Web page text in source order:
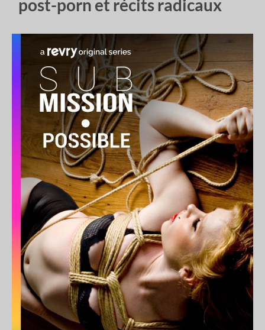
post-porn et récits radicaux